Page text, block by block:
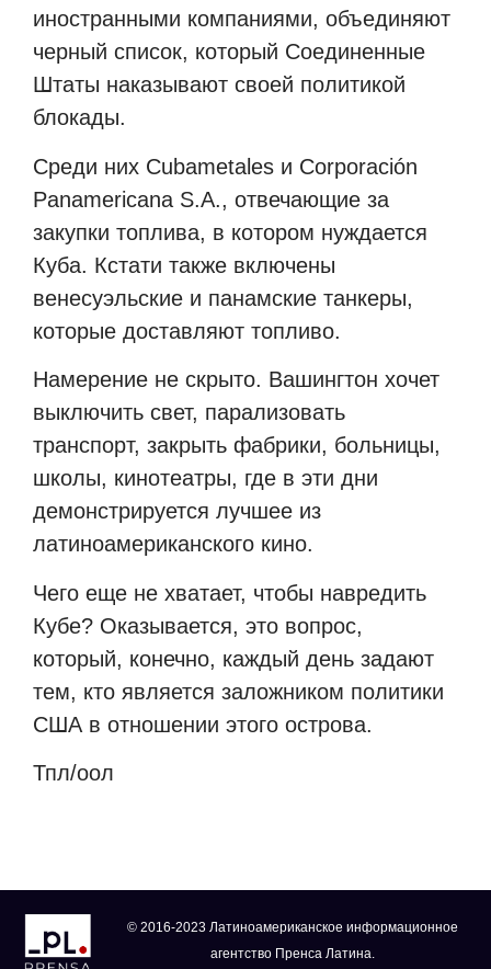
иностранными компаниями, объединяют
черный список, который Соединенные
Штаты наказывают своей политикой
блокады.
Среди них Cubametales и Corporación
Panamericana S.A., отвечающие за
закупки топлива, в котором нуждается
Куба. Кстати также включены
венесуэльские и панамские танкеры,
которые доставляют топливо.
Намерение не скрыто. Вашингтон хочет
выключить свет, парализовать
транспорт, закрыть фабрики, больницы,
школы, кинотеатры, где в эти дни
демонстрируется лучшее из
латиноамериканского кино.
Чего еще не хватает, чтобы навредить
Кубе? Оказывается, это вопрос,
который, конечно, каждый день задают
тем, кто является заложником политики
США в отношении этого острова.
Тпл/оол
© 2016-2023 Латиноамериканское информационное
агентство Пренса Латина.